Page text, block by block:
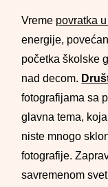
Vreme povratka
energije,
početka školske
nad decom.
fotografijama sa
glavna tema,
niste mnogo
fotografije.
savremenom